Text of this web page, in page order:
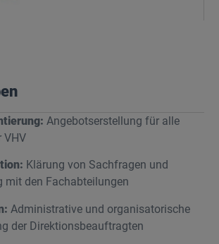
Angebotserstellung für alle
VHV
Klärung von Sachfragen und
mit den Fachabteilungen
Administrative und organisatorische
der Direktionsbeauftragten